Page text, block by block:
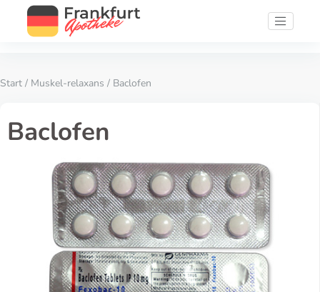
Start / Muskel-relaxans / Baclofen
Baclofen